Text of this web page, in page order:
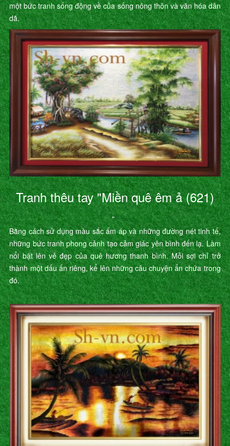
một bức tranh sống động về của sống nông thôn và văn hóa dân
dã.
Tranh thêu tay "Miền quê êm ả (621)
"
Bằng cách sử dụng màu sắc ấm áp và những đường nét tinh tế,
những bức tranh phong cảnh tạo cảm giác yên bình đến lạ. Làm
nổi bật lên vẻ đẹp của quê hương thanh bình. Mỗi sợi chỉ trở
thành một dấu ấn riêng, kể lên những câu chuyện ẩn chứa trong
đó.